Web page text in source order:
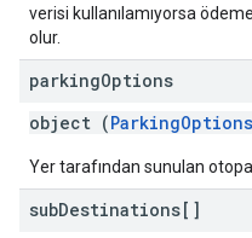
verisi kullanılamıyorsa
olur.
parkingOptions
object (ParkingOptions
Yer tarafından sunulan
subDestinations[]